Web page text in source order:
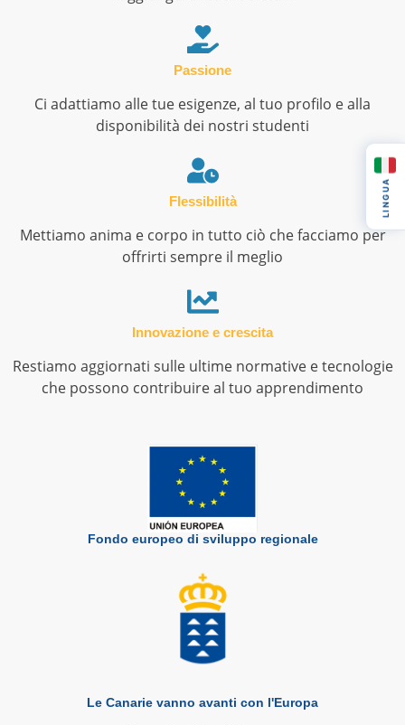
Passione
Ci adattiamo alle tue esigenze, al tuo profilo e alla
disponibilità dei nostri studenti
Flessibilità
Mettiamo anima e corpo in tutto ciò che facciamo per
offrirti sempre il meglio
Innovazione e crescita
Restiamo aggiornati sulle ultime normative e tecnologie
che possono contribuire al tuo apprendimento
Fondo europeo di sviluppo regionale
Le Canarie vanno avanti con l'Europa
LINGUA